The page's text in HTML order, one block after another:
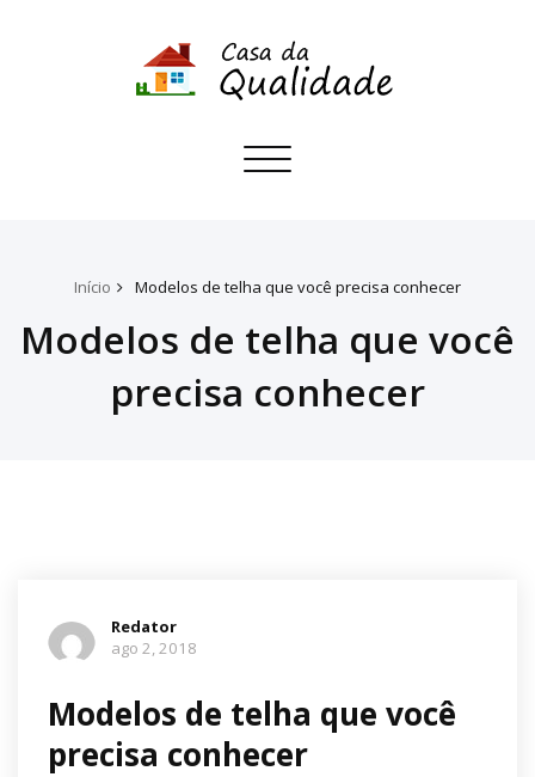
Toggle
Início Modelos de telha que você precisa conhecer
Modelos de telha que você
precisa conhecer
Redator
ago 2, 2018
Modelos de telha que você
precisa conhecer